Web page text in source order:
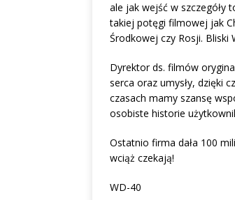
ale jak wejść w szczegóły
takiej potęgi filmowej jak
Środkowej czy Rosji. Bliski
Dyrektor ds. filmów
serca oraz umysły, dzięki
czasach mamy szansę
osobiste historie
Ostatnio firma dała 100
wciąż czekają!
WD-40